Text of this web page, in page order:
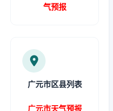
气预报
广元市区县列表
广元市天气预报